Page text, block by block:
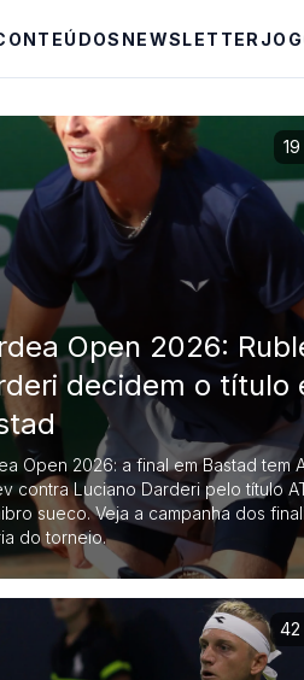
NEWSLETTER
Open 2026:
decidem o título
Open 2026: a final em Bastad tem
contra Luciano Darderi pelo título
sueco. Veja a campanha dos
do torneio.
42